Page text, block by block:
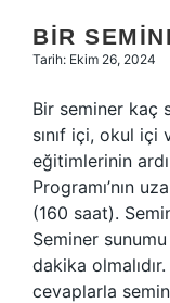
BIR
Tarih: Ekim 26, 2024
Bir seminer kaç
sınıf içi, okul içi
eğitimlerinin
Programı’nın
(160 saat).
Seminer
dakika
cevaplarla